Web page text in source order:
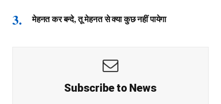
मेहनत कर बन्दे, तू मेहनत से क्या कुछ नहीं पायेगा
Subscribe to News